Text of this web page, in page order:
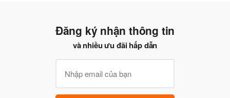
Đăng ký nhận thông tin
và nhiều ưu đãi hấp dẫn